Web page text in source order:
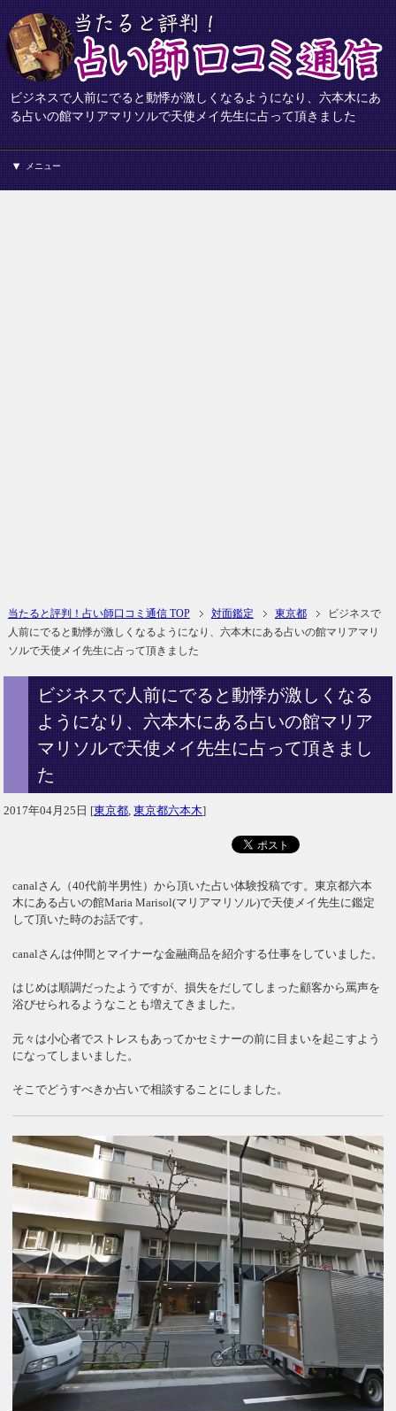
ビジネスで人前にでると動悸が激しくなるようになり、六本木にあ
る占いの館マリアマリソルで天使メイ先生に占って頂きました
メニュー
当たると評判！占い師口コミ通信 TOP 対面鑑定 東京都
ビジネスで
人前にでると動悸が激しくなるようになり、六本木にある占いの館マリアマリ
ソルで天使メイ先生に占って頂きました
ビジネスで人前にでると動悸が激しくなる
ようになり、六本木にある占いの館マリア
マリソルで天使メイ先生に占って頂きまし
た
2017年04月25日 [東京都 ,東京都六本木]
canalさん（40代前半男性）から頂いた占い体験投稿です。東京都六本
木にある占いの館Maria Marisol(マリアマリソル)で天使メイ先生に鑑定
して頂いた時のお話です。
canalさんは仲間とマイナーな金融商品を紹介する仕事をしていました。
はじめは順調だったようですが、損失をだしてしまった顧客から罵声を
浴びせられるようなことも増えてきました。
元々は小心者でストレスもあってかセミナーの前に目まいを起こすよう
になってしまいました。
そこでどうすべきか占いで相談することにしました。